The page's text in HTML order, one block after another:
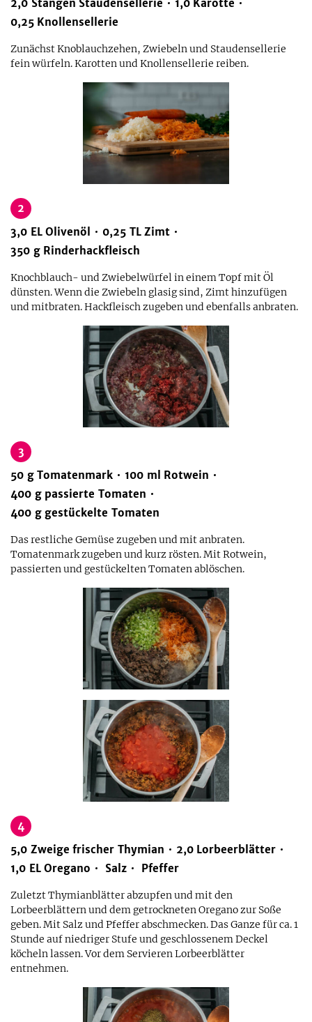
2,0 Stangen Staudensellerie 1,0 Karotte
0,25 Knollensellerie
Zunächst Knoblauchzehen, Zwiebeln und Staudensellerie
fein würfeln. Karotten und Knollensellerie reiben.
2
3,0 EL Olivenöl 0,25 TL Zimt
350 g Rinderhackfleisch
Knochblauch- und Zwiebelwürfel in einem Topf mit Öl
dünsten. Wenn die Zwiebeln glasig sind, Zimt hinzufügen
und mitbraten. Hackfleisch zugeben und ebenfalls anbraten.
3
50 g Tomatenmark 100 ml Rotwein
400 g passierte Tomaten
400 g gestückelte Tomaten
Das restliche Gemüse zugeben und mit anbraten.
Tomatenmark zugeben und kurz rösten. Mit Rotwein,
passierten und gestückelten Tomaten ablöschen.
4
5,0 Zweige frischer Thymian 2,0 Lorbeerblätter
1,0 EL Oregano Salz Pfeffer
Zuletzt Thymianblätter abzupfen und mit den
Lorbeerblättern und dem getrockneten Oregano zur Soße
geben. Mit Salz und Pfeffer abschmecken. Das Ganze für ca. 1
Stunde auf niedriger Stufe und geschlossenem Deckel
köcheln lassen. Vor dem Servieren Lorbeerblätter
entnehmen.